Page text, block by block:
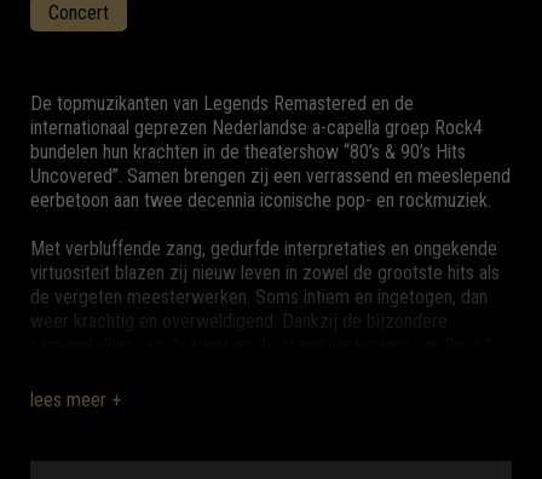
Concert
De topmuzikanten van Legends Remastered en de
internationaal geprezen Nederlandse a-capella groep Rock4
bundelen hun krachten in de theatershow “80’s & 90’s Hits
Uncovered”. Samen brengen zij een verrassend en meeslepend
eerbetoon aan twee decennia iconische pop- en rockmuziek.
Met verbluffende zang, gedurfde interpretaties en ongekende
virtuositeit blazen zij nieuw leven in zowel de grootste hits als
de vergeten meesterwerken. Soms intiem en ingetogen, dan
weer krachtig en overweldigend. Dankzij de bijzondere
Kate Bush, Phil Collins, A-ha en Talk Talk – tot de rauwe energie
lees meer +